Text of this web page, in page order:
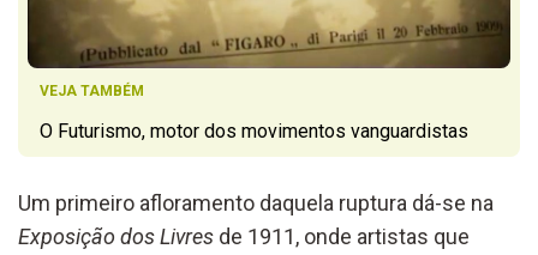
VEJA TAMBÉM
O Futurismo, motor dos movimentos vanguardistas
Um primeiro afloramento daquela ruptura dá-se na
Exposição dos Livres de 1911, onde artistas que